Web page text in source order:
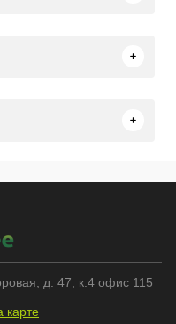
д. 47, к.4 офис 115
карте